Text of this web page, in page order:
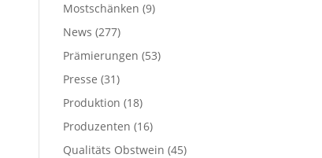
Mostschänken (9)
News (277)
Prämierungen (53)
Presse (31)
Produktion (18)
Produzenten (16)
Qualitäts Obstwein (45)